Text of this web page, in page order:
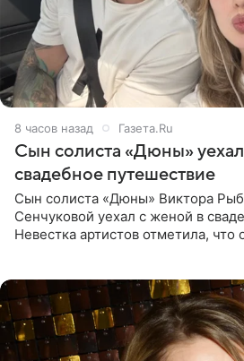
8 часов назад Газета.Ru
Сын солиста «Дюны»
свадебное путешествие
Сын солиста «Дюны» Виктора
Сенчуковой уехал с женой в
Невестка артистов отметила, что